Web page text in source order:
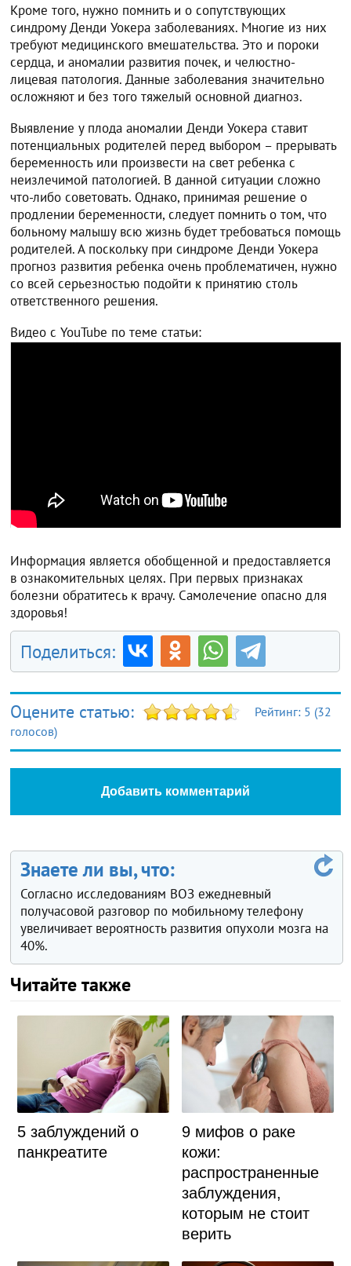
Кроме того, нужно помнить и о сопутствующих
синдрому Денди Уокера заболеваниях. Многие из них
требуют медицинского вмешательства. Это и пороки
сердца, и аномалии развития почек, и челюстно-
лицевая патология. Данные заболевания значительно
осложняют и без того тяжелый основной диагноз.
Выявление у плода аномалии Денди Уокера ставит
потенциальных родителей перед выбором – прерывать
беременность или произвести на свет ребенка с
неизлечимой патологией. В данной ситуации сложно
что-либо советовать. Однако, принимая решение о
продлении беременности, следует помнить о том, что
больному малышу всю жизнь будет требоваться помощь
родителей. А поскольку при синдроме Денди Уокера
прогноз развития ребенка очень проблематичен, нужно
со всей серьезностью подойти к принятию столь
ответственного решения.
Видео с YouTube по теме статьи:
Информация является обобщенной и предоставляется
в ознакомительных целях. При первых признаках
болезни обратитесь к врачу. Самолечение опасно для
здоровья!
Поделиться:
Оцените статью: Рейтинг: 5 (32
голосов)
Добавить комментарий
Знаете ли вы, что:
Согласно исследованиям ВОЗ ежедневный
получасовой разговор по мобильному телефону
увеличивает вероятность развития опухоли мозга на
40%.
Читайте также
5 заблуждений о
панкреатите
9 мифов о раке
кожи:
распространенные
заблуждения,
которым не стоит
верить